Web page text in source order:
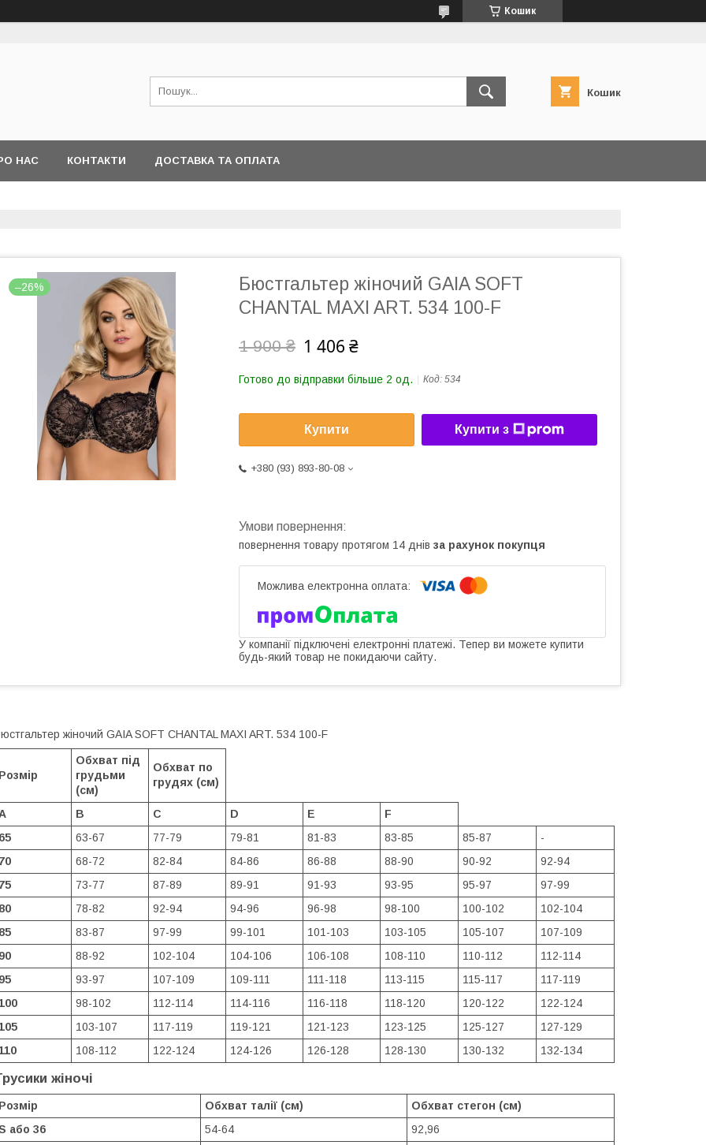
Кошик
Кошик
НАС КОНТАКТИ ДОСТАВКА ТА ОПЛАТА
–26%
Бюстгальтер жіночий GAIA SOFT
CHANTAL MAXI ART. 534 100-F
1 900 ₴ 1 406 ₴
Готово до відправки більше 2 од. Код: 534
Купити Купити з
+380 (93) 893-80-08
повернення товару протягом 14 днів за рахунок покупця
У компанії підключені електронні платежі. Тепер ви можете купити
будь-який товар не покидаючи сайту.
жіночий GAIA SOFT CHANTAL MAXI ART. 534 100-F
Обхват під
грудьми
(см)
Обхват по
грудях (см)
B C D E
F
63-67 77-79 79-81 81-83 83-85 85-87
-
68-72 82-84 84-86 86-88 88-90 90-92
92-94
73-77 87-89 89-91 91-93 93-95 95-97
97-99
78-82 92-94 94-96 96-98 98-100 100-102
102-104
83-87 97-99 99-101 101-103 103-105 105-107
107-109
88-92 102-104 104-106 106-108 108-110 110-112
112-114
93-97 107-109 109-111 111-118 113-115 115-117
117-119
98-102 112-114 114-116 116-118 118-120 120-122
122-124
103-107 117-119 119-121 121-123 123-125 125-127
127-129
108-112 122-124 124-126 126-128 128-130 130-132 132-134
жіночі
Обхват талії (см)
Обхват стегон (см)
або 36
54-64
92,96